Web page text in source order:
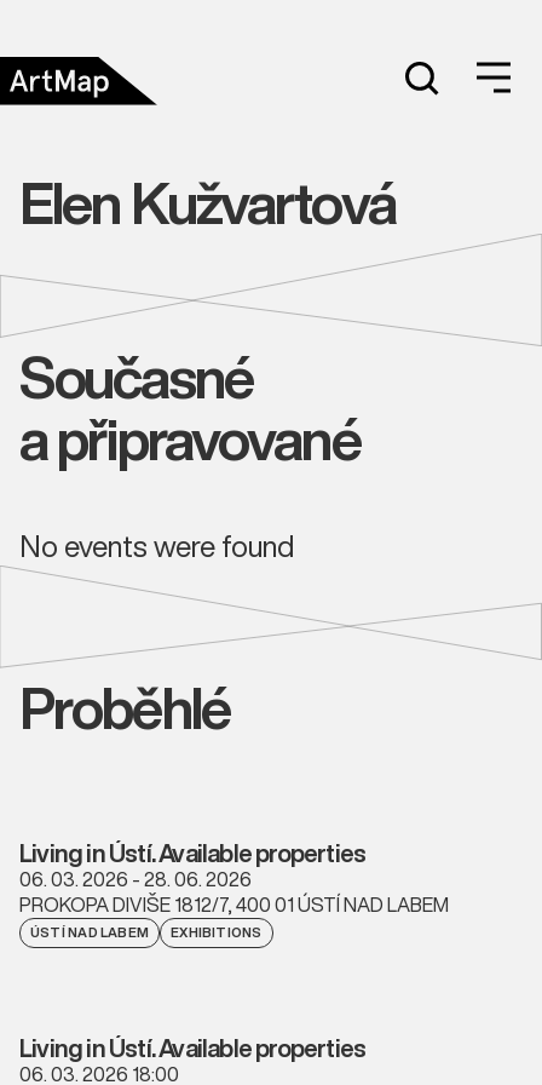
Elen Kužvartová
Současné
a připravované
No events were found
Proběhlé
Living in Ústí. Available properties
06. 03. 2026 - 28. 06. 2026
PROKOPA DIVIŠE 1812/7, 400 01 ÚSTÍ NAD LABEM
ÚSTÍ NAD LABEM EXHIBITIONS
Living in Ústí. Available properties
06. 03. 2026 18:00